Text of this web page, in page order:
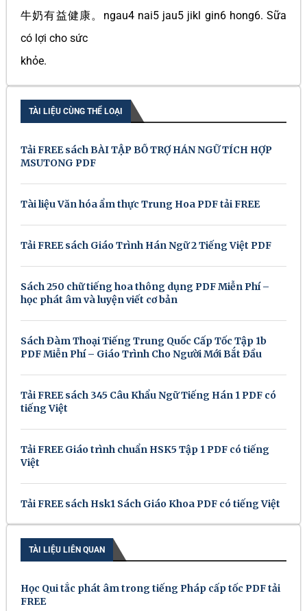
牛奶有益健康。ngau4 nai5 jau5 jikl gin6 hong6. Sữa
có lợi cho sức
khỏe.
TÀI LIỆU CÙNG THỂ LOẠI
Tải FREE sách BÀI TẬP BỔ TRỢ HÁN NGỮ TÍCH HỢP
MSUTONG PDF
Tài liệu Văn hóa ẩm thực Trung Hoa PDF tải FREE
Tải FREE sách Giáo Trình Hán Ngữ 2 Tiếng Việt PDF
Sách 250 chữ tiếng hoa thông dụng PDF Miễn Phí –
học phát âm và luyện viết cơ bản
Sách Đàm Thoại Tiếng Trung Quốc Cấp Tốc Tập 1b
PDF Miễn Phí – Giáo Trình Cho Người Mới Bắt Đầu
Tải FREE sách 345 Câu Khẩu Ngữ Tiếng Hán 1 PDF có
tiếng Việt
Tải FREE Giáo trình chuẩn HSK5 Tập 1 PDF có tiếng
Việt
Tải FREE sách Hsk1 Sách Giáo Khoa PDF có tiếng Việt
TÀI LIỆU LIÊN QUAN
Học Qui tắc phát âm trong tiếng Pháp cấp tốc PDF tải
FREE